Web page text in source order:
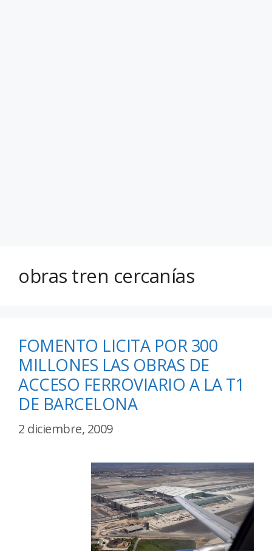
obras tren cercanías
FOMENTO LICITA POR 300
MILLONES LAS OBRAS DE
ACCESO FERROVIARIO A LA T1
DE BARCELONA
2 diciembre, 2009